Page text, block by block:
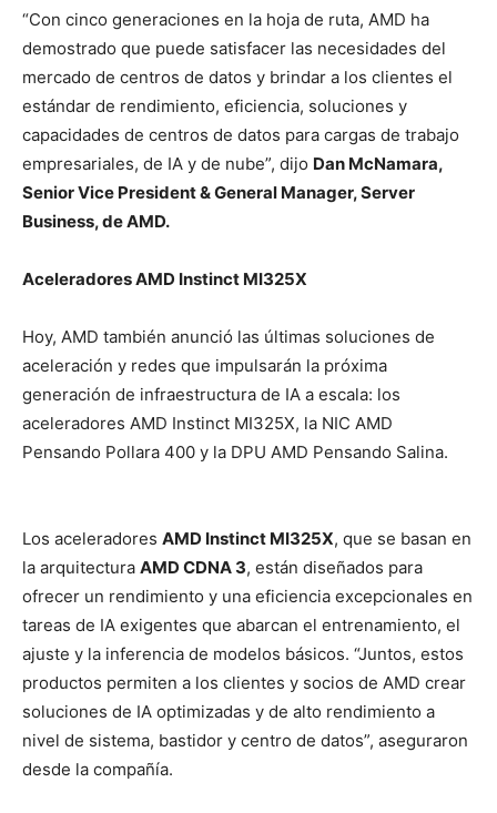
“Con cinco generaciones en la hoja de ruta, AMD ha
demostrado que puede satisfacer las necesidades del
mercado de centros de datos y brindar a los clientes el
estándar de rendimiento, eficiencia, soluciones y
capacidades de centros de datos para cargas de trabajo
empresariales, de IA y de nube”, dijo Dan McNamara,
Senior Vice President & General Manager, Server
Business, de AMD.
Aceleradores AMD Instinct MI325X
Hoy, AMD también anunció las últimas soluciones de
aceleración y redes que impulsarán la próxima
generación de infraestructura de IA a escala: los
aceleradores AMD Instinct MI325X, la NIC AMD
Pensando Pollara 400 y la DPU AMD Pensando Salina.
Los aceleradores AMD Instinct MI325X, que se basan en
la arquitectura AMD CDNA 3, están diseñados para
ofrecer un rendimiento y una eficiencia excepcionales en
tareas de IA exigentes que abarcan el entrenamiento, el
ajuste y la inferencia de modelos básicos. “Juntos, estos
productos permiten a los clientes y socios de AMD crear
soluciones de IA optimizadas y de alto rendimiento a
nivel de sistema, bastidor y centro de datos”, aseguraron
desde la compañía.